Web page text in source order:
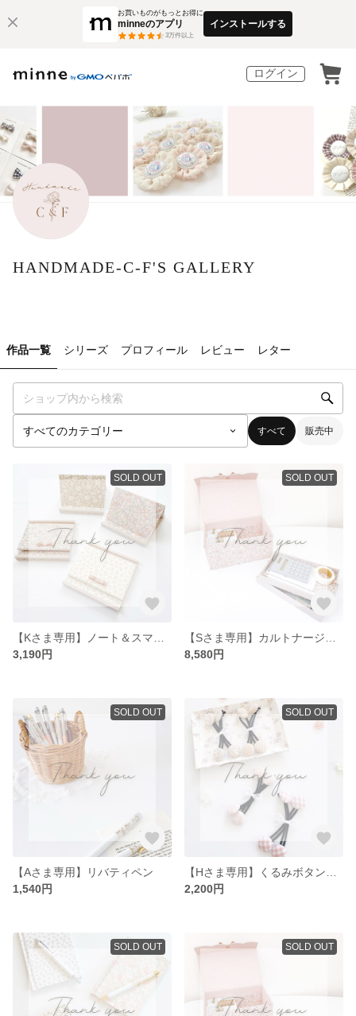
お買いものがもっとお得に
minneのアプリ
3万件以上
インストールする
ログイン
HANDMADE-C-F'S GALLERY
作品一覧 シリーズ プロフィール レビュー レター
すべて 販売中
SOLD OUT
3,190円
SOLD OUT
8,580円
SOLD OUT
【Aさま専用】リバティペン
1,540円
SOLD OUT
2,200円
SOLD OUT SOLD OUT